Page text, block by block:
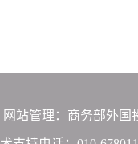
网站管理：商务部外国